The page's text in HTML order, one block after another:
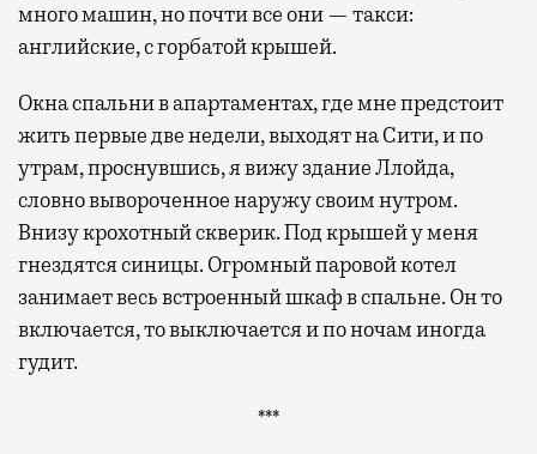
много машин, но почти все они — такси:
английские, с горбатой крышей.
Окна спальни в апартаментах, где мне предстоит
жить первые две недели, выходят на Сити, и по
утрам, проснувшись, я вижу здание Ллойда,
словно вывороченное наружу своим нутром.
Внизу крохотный скверик. Под крышей у меня
гнездятся синицы. Огромный паровой котел
занимает весь встроенный шкаф в спальне. Он то
включается, то выключается и по ночам иногда
гудит.
***